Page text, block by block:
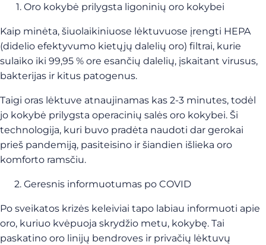
Oro kokybė prilygsta ligoninių oro kokybei
Kaip minėta, šiuolaikiniuose lėktuvuose įrengti HEPA
(didelio efektyvumo kietųjų dalelių oro) filtrai, kurie
sulaiko iki 99,95 % ore esančių dalelių, įskaitant virusus,
bakterijas ir kitus patogenus.
Taigi oras lėktuve atnaujinamas kas 2-3 minutes, todėl
jo kokybė prilygsta operacinių salės oro kokybei. Ši
technologija, kuri buvo pradėta naudoti dar gerokai
prieš pandemiją, pasiteisino ir šiandien išlieka oro
komforto ramsčiu.
Geresnis informuotumas po COVID
Po sveikatos krizės keleiviai tapo labiau informuoti apie
oro, kuriuo kvėpuoja skrydžio metu, kokybę. Tai
paskatino oro linijų bendroves ir privačių lėktuvų